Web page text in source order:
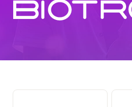
Mon compte
FR